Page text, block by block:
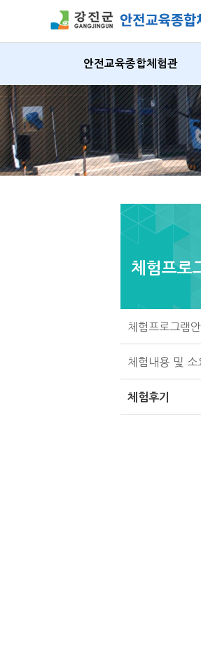
안전교육종합체험관
체험프로
체험프로그램
체험내용 및 소
체험후기